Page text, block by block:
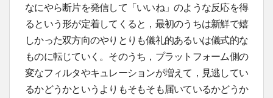
なにやら断片を発信して「いいね」のような反応を得
るという形が定着してくると，最初のうちは新鮮で嬉
しかった双方向のやりとりも儀礼的あるいは儀式的な
ものに転じていく。そのうち，プラットフォーム側の
変なフィルタやキュレーションが増えて，見逃してい
るかどうかというよりもそもそも届いているかどうか